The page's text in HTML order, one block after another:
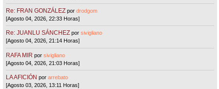
Re: FRAN GONZÁLEZ pordrodgom
[Agosto 04, 2026, 22:33 Horas]
Re: JUANLU SÁNCHEZ porsivigliano
[Agosto 04, 2026, 21:14 Horas]
RAFA MIR porsivigliano
[Agosto 04, 2026, 21:03 Horas]
LA AFICIÓN porarrebato
[Agosto 03, 2026, 13:11 Horas]